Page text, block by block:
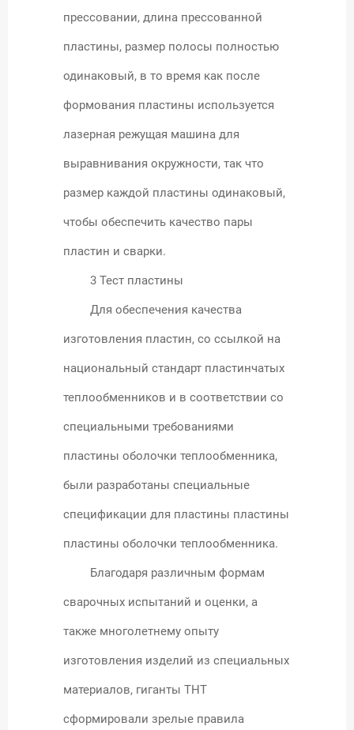
прессовании, длина прессованной
пластины, размер полосы полностью
одинаковый, в то время как после
формования пластины используется
лазерная режущая машина для
выравнивания окружности, так что
размер каждой пластины одинаковый,
чтобы обеспечить качество пары
пластин и сварки.
3 Тест пластины
Для обеспечения качества
изготовления пластин, со ссылкой на
национальный стандарт пластинчатых
теплообменников и в соответствии со
специальными требованиями
пластины оболочки теплообменника,
были разработаны специальные
спецификации для пластины пластины
пластины оболочки теплообменника.
Благодаря различным формам
сварочных испытаний и оценки, а
также многолетнему опыту
изготовления изделий из специальных
материалов, гиганты THT
сформировали зрелые правила